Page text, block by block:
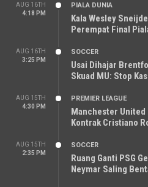
AUG 16TH
4:18 PM
PIALA DUNIA
Kala Wesley
Perempat Final
AUG 16TH
3:25 PM
SOCCER
Usai Dihajar
Skuad MU: Stop
AUG 15TH
4:30 PM
PREMIER LEAGUE
Manchester United
Kontrak Cristiano
AUG 15TH
2:35 PM
SOCCER
Ruang Ganti PSG
Neymar Saling